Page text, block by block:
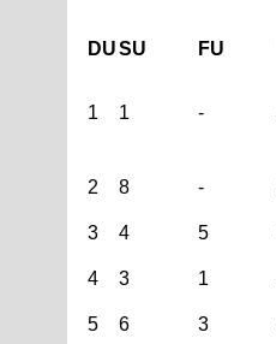
DUSU FU
1 1 -
2 8 -
3
4 5
4
3 1
5 6 3